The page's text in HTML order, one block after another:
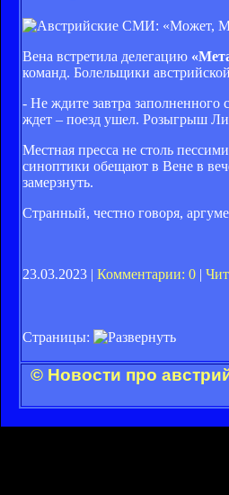
Вена встретила делегацию
команд. Болельщики
- Не ждите завтра
ждет – поезд ушел. Розыгрыш
Местная пресса не столь
синоптики обещают в Вене в
замерзнуть.
Странный, честно говоря,
23.03.2023 | Комментарии: 0 |
Страницы:
© Новости про